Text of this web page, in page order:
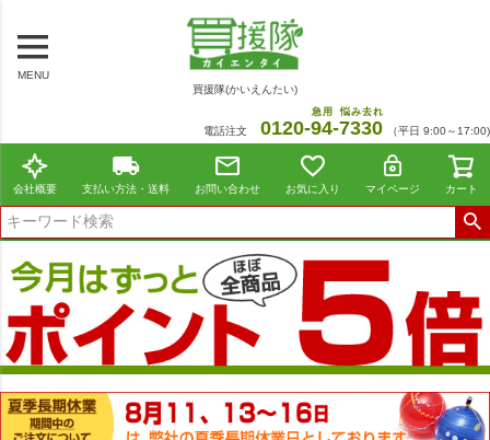
MENU
買援隊(かいえんたい)
電話注文 0120-94
急用
-7330
悩み去れ
（平日 9:00～17:00)
会社概要 支払い方法・送料 お問い合わせ お気に入り マイページ カート